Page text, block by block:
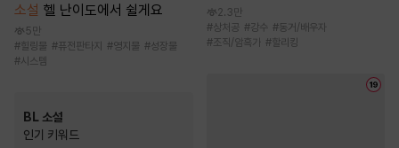
소설 헬 난이도에서 쉴게요
5만
# 힐링물 #퓨전판타지 #영지물 #성장물
#시스템
BL 소설
인기 키워드
2.3만
#상처공 #강수 #동거/배우자
#조직/암흑가 #할리킹